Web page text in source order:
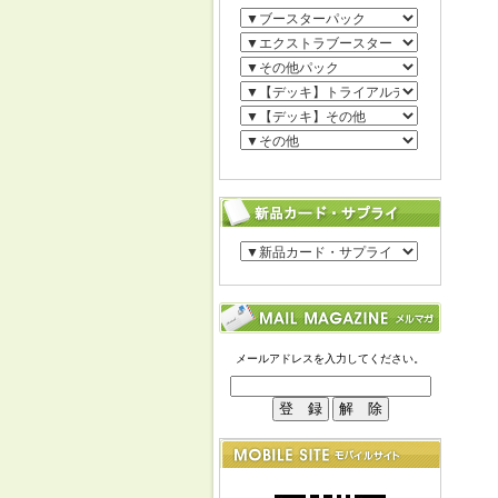
メールアドレスを入力してください。